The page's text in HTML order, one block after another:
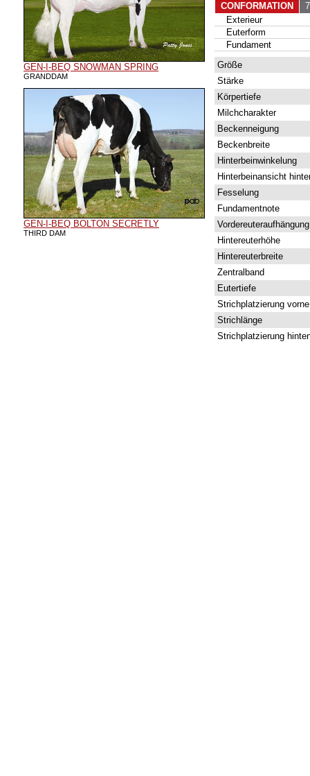
GEN-I-BEQ SNOWMAN SPRING
GRANDDAM
GEN-I-BEQ BOLTON SECRETLY
THIRD DAM
CONFORMATION
Exterieur
Euterform
Fundament
Größe
Stärke
Körpertiefe
Milchcharakter
Beckenneigung
Beckenbreite
Hinterbeinwinkelung
Hinterbeinansicht
Fesselung
Fundamentnote
Vordereuteraufhängung
Hintereuterhöhe
Hintereuterbreite
Zentralband
Eutertiefe
Strichplatzierung vorne
Strichlänge
Strichplatzierung